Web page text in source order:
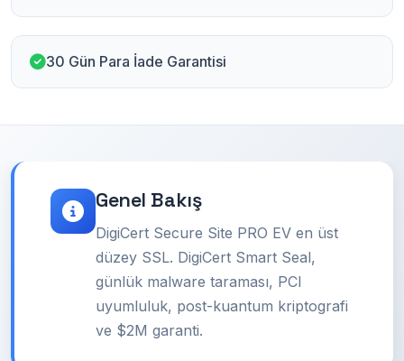
30 Gün Para İade Garantisi
Genel Bakış
DigiCert Secure Site PRO EV en üst
düzey SSL. DigiCert Smart Seal,
günlük malware taraması, PCI
uyumluluk, post-kuantum kriptografi
ve $2M garanti.